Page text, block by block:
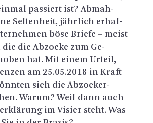
pas­siert ist? Ab­mah­
Sel­ten­heit, jähr­lich er­hal­
böse Brie­fe – meist
die Ab­zo­cke zum Ge­
hat. Mit einem Ur­teil,
am 25.05.2018 in Kraft
sich die Ab­zo­cker-
Warum? Weil dann auch
im Vi­sier steht. Was